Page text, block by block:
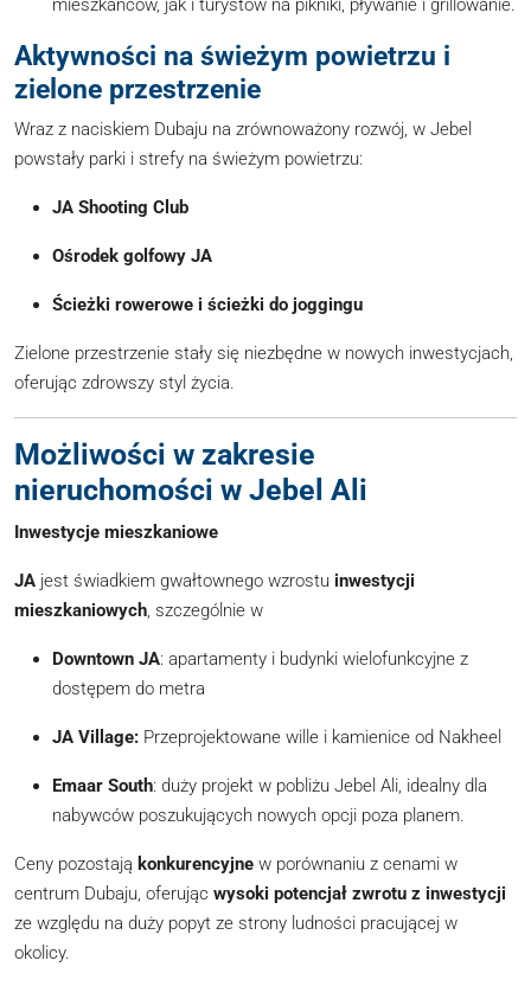
mieszkańców, jak i turystów na pikniki, pływanie i grillowanie.
Aktywności na świeżym powietrzu i
zielone przestrzenie
Wraz z naciskiem Dubaju na zrównoważony rozwój, w Jebel
powstały parki i strefy na świeżym powietrzu:
JA Shooting Club
Ośrodek golfowy JA
Ścieżki rowerowe i ścieżki do joggingu
Zielone przestrzenie stały się niezbędne w nowych inwestycjach,
oferując zdrowszy styl życia.
Możliwości w zakresie
nieruchomości w Jebel Ali
Inwestycje mieszkaniowe
JA jest świadkiem gwałtownego wzrostu inwestycji
mieszkaniowych, szczególnie w
Downtown JA: apartamenty i budynki wielofunkcyjne z
dostępem do metra
JA Village: Przeprojektowane wille i kamienice od Nakheel
Emaar South: duży projekt w pobliżu Jebel Ali, idealny dla
nabywców poszukujących nowych opcji poza planem.
Ceny pozostają konkurencyjne w porównaniu z cenami w
centrum Dubaju, oferując wysoki potencjał zwrotu z inwestycji
ze względu na duży popyt ze strony ludności pracującej w
okolicy.